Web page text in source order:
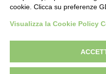
cookie. Clicca su preferenze
Visualizza la Cookie Policy